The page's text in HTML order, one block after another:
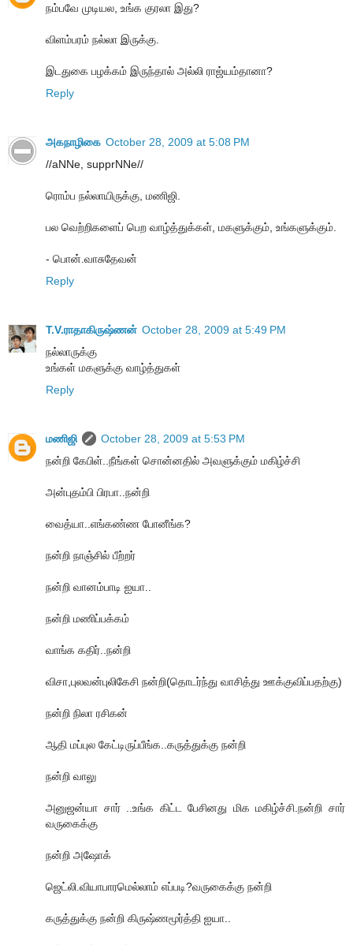
நம்பவே முடியல, உங்க குரலா இது?
விளம்பரம் நல்லா இருக்கு.
இடதுகை பழக்கம் இருந்தால் அல்லி ராஜ்யம்தானா?
Reply
அகநாழிகை October 28, 2009 at 5:08 PM
//aNNe, supprNNe//
ரொம்ப நல்லாயிருக்கு, மணிஜி.
பல வெற்றிகளைப் பெற வாழ்த்துக்கள், மகளுக்கும், உங்களுக்கும்.
- பொன்.வாசுதேவன்
Reply
T.V.ராதாகிருஷ்ணன் October 28, 2009 at 5:49 PM
நல்லாருக்கு
உங்கள் மகளுக்கு வாழ்த்துகள்
Reply
மணிஜி
October 28, 2009 at 5:53 PM
நன்றி கேபிள்..நீங்கள் சொன்னதில் அவளுக்கும் மகிழ்ச்சி
அன்புதம்பி பிரபா..நன்றி
வைத்யா..எங்கண்ண போனீங்க?
நன்றி நாஞ்சில் பீற்றர்
நன்றி வானம்பாடி ஐயா..
நன்றி மணிப்பக்கம்
வாங்க கதிர்..நன்றி
விசா,புலவன்புலிகேசி நன்றி(தொடர்ந்து வாசித்து ஊக்குவிப்பதற்கு)
நன்றி நிலா ரசிகன்
ஆதி மப்புல கேட்டிருப்பீங்க..கருத்துக்கு நன்றி
நன்றி வாலு
அனுஜன்யா சார் ..உங்க கிட்ட பேசினது மிக மகிழ்ச்சி.நன்றி சார்
வருகைக்கு
நன்றி அஷோக்
ஜெட்லி.வியாபாரமெல்லாம் எப்படி?வருகைக்கு நன்றி
கருத்துக்கு நன்றி கிருஷ்ணமூர்த்தி ஐயா..